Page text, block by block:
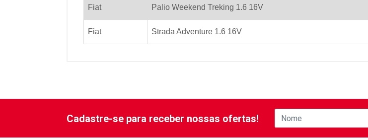
Fiat Palio Weekend Treking 1.6 16V
Fiat Strada Adventure 1.6 16V
Cadastre-se para receber nossas ofertas!